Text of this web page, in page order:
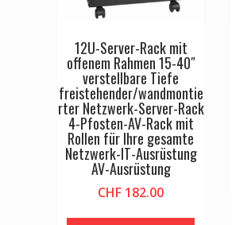
12U-Server-Rack mit
offenem Rahmen 15-40″
verstellbare Tiefe
freistehender/wandmontie
rter Netzwerk-Server-Rack
4-Pfosten-AV-Rack mit
Rollen für Ihre gesamte
Netzwerk-IT-Ausrüstung
AV-Ausrüstung
CHF 182.00